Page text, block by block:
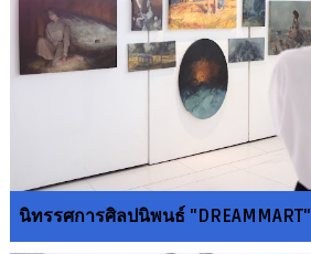
นิทรรศการศิลปนิพนธ์ "DREAMMART"